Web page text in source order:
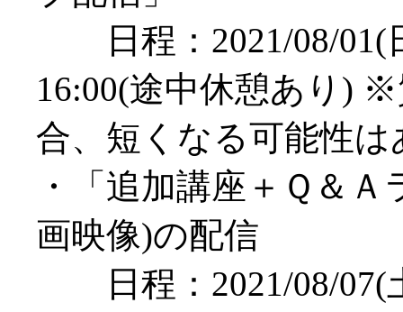
日程：2021/08/01(
16:00(途中休憩あり)
合、短くなる可能性は
・「追加講座＋Ｑ＆
画映像)の配信
日程：2021/08/07(